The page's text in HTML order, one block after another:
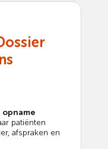
opname
patiënten
afspraken en